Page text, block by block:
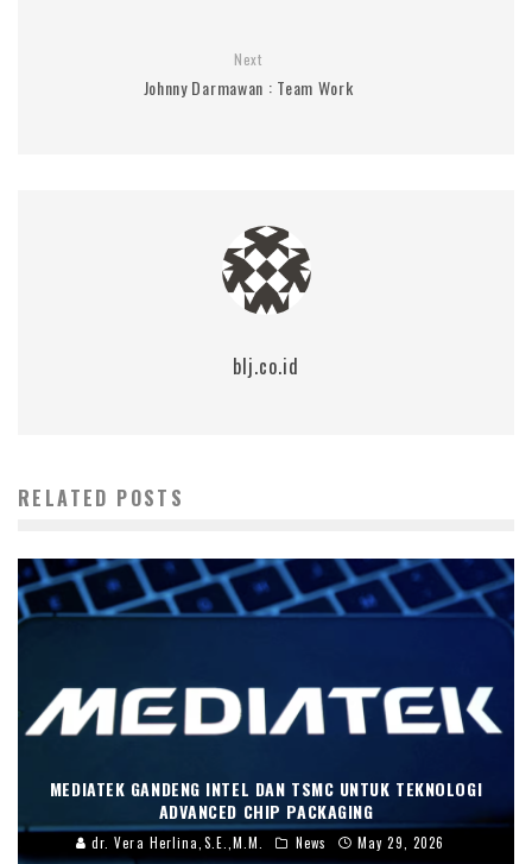
Next
Johnny Darmawan : Team Work
blj.co.id
RELATED POSTS
MEDIATEK GANDENG INTEL DAN TSMC UNTUK TEKNOLOGI
ADVANCED CHIP PACKAGING
dr. Vera Herlina,S.E.,M.M. News May 29, 2026